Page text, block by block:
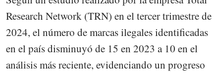
Research Network (TRN) en el tercer trimestre de
2024, el número de marcas ilegales identificadas
en el país disminuyó de 15 en 2023 a 10 en el
análisis más reciente, evidenciando un progreso